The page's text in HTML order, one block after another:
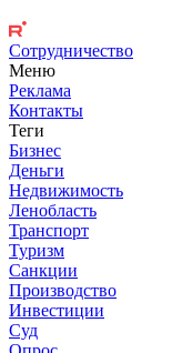
Сотрудничество
Меню
Реклама
Контакты
Теги
Бизнес
Деньги
Недвижимость
Ленобласть
Транспорт
Туризм
Санкции
Производство
Инвестиции
Суд